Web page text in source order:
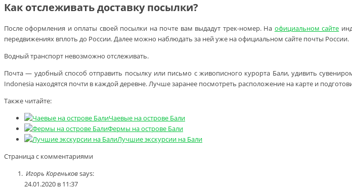
Как отслеживать доставку посылки?
После оформления и оплаты своей посылки на почте вам выдадут трек-номер. На официальном сайте
передвижениях вплоть до России. Далее можно наблюдать за ней уже на официальном сайте почты России.
Водный транспорт невозможно отслеживать.
Почта — удобный способ отправить посылку или письмо с живописного курорта Бали, удивить
Indonesia находятся почти в каждой деревне. Лучше заранее посмотреть расположение на карте и
Также читайте:
Чаевые на острове Бали
Фермы на острове Бали
Лучшие экскурсии на Бали
Страница с комментариями
Игорь Кореньковsays:
24.01.2020 в 11:37